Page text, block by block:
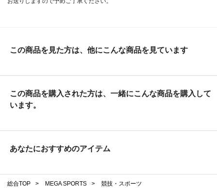
この商品を見た方は、他にこんな商品を見ています
この商品を購入された方は、一緒にこんな商品を購入して
います。
あなたにおすすめのアイテム
総合TOP > MEGA SPORTS >
競技・スポーツ